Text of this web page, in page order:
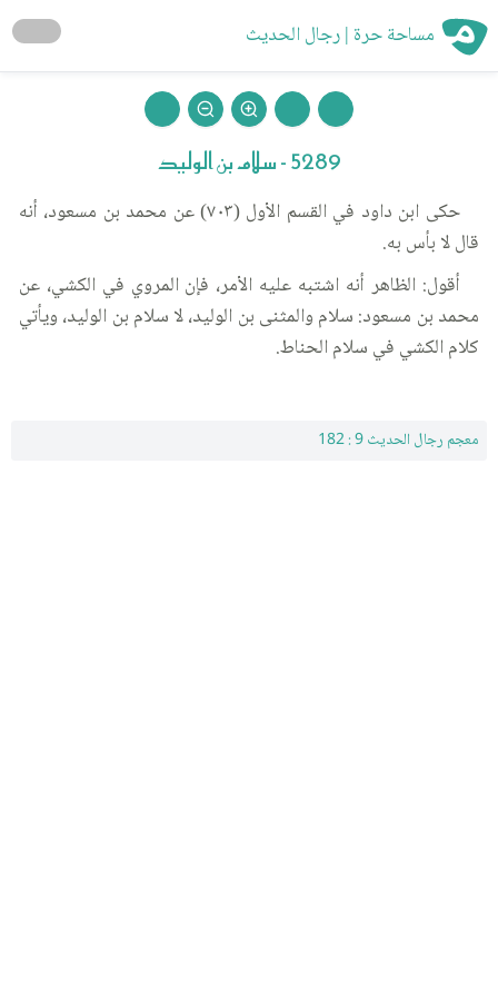
مساحة حرة | رجال الحديث
5289 - سلام بن الوليد
حكى ابن داود في القسم الأول (٧٠٣) عن محمد بن مسعود، أنه
قال لا بأس به.
أقول: الظاهر أنه اشتبه عليه الأمر، فإن المروي في الكشي، عن
محمد بن مسعود: سلام والمثنى بن الوليد، لا سلام بن الوليد، ويأتي
كلام الكشي في سلام الحناط.
معجم رجال الحديث 9 : 182